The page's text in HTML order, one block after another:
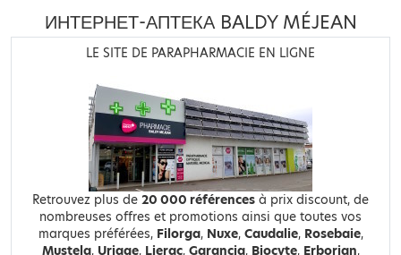
ИНТЕРНЕТ-АПТЕКА BALDY MÉJEAN
LE SITE DE PARAPHARMACIE EN LIGNE
Retrouvez plus de 20 000 références à prix discount, de
nombreuses offres et promotions ainsi que toutes vos
marques préférées, Filorga, Nuxe, Caudalie, Rosebaie,
Mustela, Uriage, Lierac, Garancia, Biocyte, Erborian,